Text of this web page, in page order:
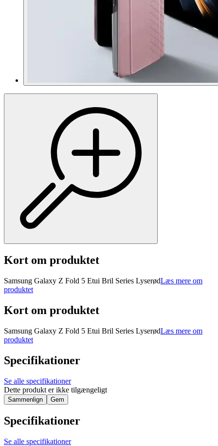
Kort om produktet
Samsung Galaxy Z Fold 5 Etui Bril Series LyserødLæs mere om
produktet
Kort om produktet
Samsung Galaxy Z Fold 5 Etui Bril Series LyserødLæs mere om
produktet
Specifikationer
Se alle specifikationer
Dette produkt er ikke tilgængeligt
Sammenlign Gem
Specifikationer
Se alle specifikationer